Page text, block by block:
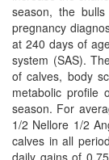
season, the
pregnancy
at 240 days of
system (SAS).
of calves, body
metabolic profile
season. For
1/2 Nellore 1/2
calves in all
daily gains of